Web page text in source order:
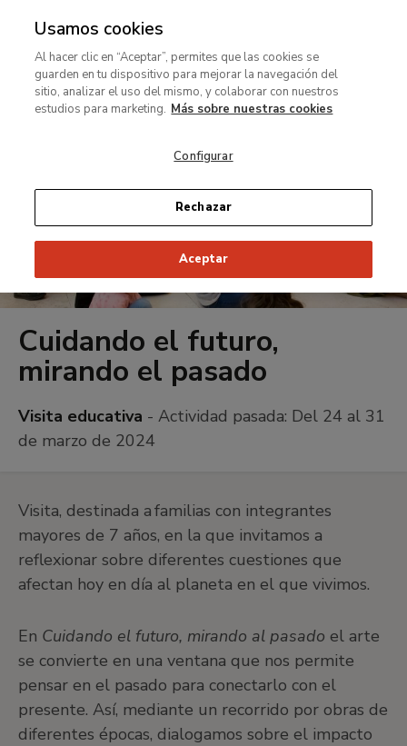
MENÚ
contenido
principal
Cuidando el futuro,
mirando el pasado
Visita educativa - Actividad pasada: Del 24 al 31
de marzo de 2024
Visita, destinada a familias con integrantes
mayores de 7 años, en la que invitamos a
reflexionar sobre diferentes cuestiones que
afectan hoy en día al planeta en el que vivimos.
En Cuidando el futuro, mirando al pasado el arte
se convierte en una ventana que nos permite
pensar en el pasado para conectarlo con el
presente. Así, mediante un recorrido por obras de
diferentes épocas, dialogamos sobre el impacto
Usamos cookies
Al hacer clic en “Aceptar”, permites que las cookies se
guarden en tu dispositivo para mejorar la navegación del
sitio, analizar el uso del mismo, y colaborar con nuestros
estudios para marketing. Más sobre nuestras cookies
Configurar
Rechazar
Aceptar